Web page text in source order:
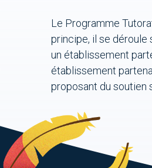
Le Programme
principe, il se déroule
un établissement
établissement
proposant du soutien